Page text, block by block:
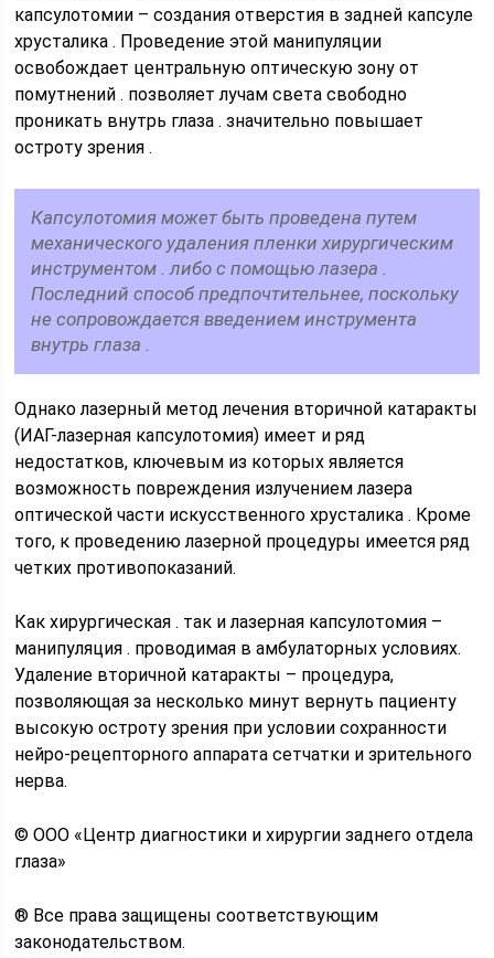
капсулотомии – создания отверстия в задней капсуле
хрусталика . Проведение этой манипуляции
освобождает центральную оптическую зону от
помутнений . позволяет лучам света свободно
проникать внутрь глаза . значительно повышает
остроту зрения .
Капсулотомия может быть проведена путем
механического удаления пленки хирургическим
инструментом . либо с помощью лазера .
Последний способ предпочтительнее, поскольку
не сопровождается введением инструмента
внутрь глаза .
Однако лазерный метод лечения вторичной катаракты
(ИАГ-лазерная капсулотомия) имеет и ряд
недостатков, ключевым из которых является
возможность повреждения излучением лазера
оптической части искусственного хрусталика . Кроме
того, к проведению лазерной процедуры имеется ряд
четких противопоказаний.
Как хирургическая . так и лазерная капсулотомия –
манипуляция . проводимая в амбулаторных условиях.
Удаление вторичной катаракты – процедура,
позволяющая за несколько минут вернуть пациенту
высокую остроту зрения при условии сохранности
нейро-рецепторного аппарата сетчатки и зрительного
нерва.
© ООО «Центр диагностики и хирургии заднего отдела
глаза»
® Все права защищены соответствующим
законодательством.